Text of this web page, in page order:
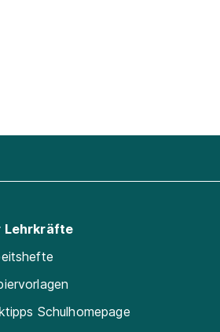
Nürnberg
Lehrkräfte
Schulhomepage